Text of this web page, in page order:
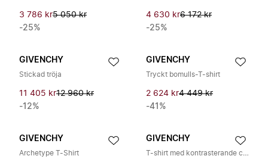
3 786 kr5 050 kr
-25%
4 630 kr6 172 kr
-25%
GIVENCHY
Stickad tröja
11 405 kr12 960 kr
-12%
GIVENCHY
Tryckt bomulls-T-shirt
2 624 kr4 449 kr
-41%
GIVENCHY
Archetype T-Shirt
GIVENCHY
T-shirt med kontrasterande couture-sömmar